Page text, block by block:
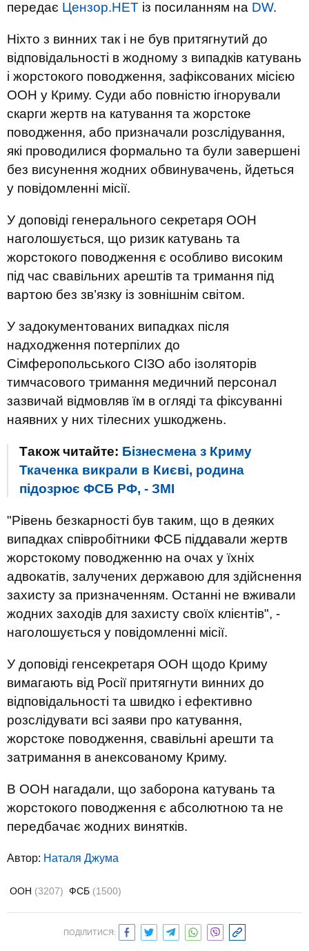
передає Цензор.НЕТ із посиланням на DW.
Ніхто з винних так і не був притягнутий до
відповідальності в жодному з випадків катувань
і жорстокого поводження, зафіксованих місією
ООН у Криму. Суди або повністю ігнорували
скарги жертв на катування та жорстоке
поводження, або призначали розслідування,
які проводилися формально та були завершені
без висунення жодних обвинувачень, йдеться
у повідомленні місії.
У доповіді генерального секретаря ООН
наголошується, що ризик катувань та
жорстокого поводження є особливо високим
під час свавільних арештів та тримання під
вартою без зв’язку із зовнішнім світом.
У задокументованих випадках після
надходження потерпілих до
Сімферопольського СІЗО або ізоляторів
тимчасового тримання медичний персонал
зазвичай відмовляв їм в огляді та фіксуванні
наявних у них тілесних ушкоджень.
Також читайте: Бізнесмена з Криму
Ткаченка викрали в Києві, родина
підозрює ФСБ РФ, - ЗМІ
"Рівень безкарності був таким, що в деяких
випадках співробітники ФСБ піддавали жертв
жорстокому поводженню на очах у їхніх
адвокатів, залучених державою для здійснення
захисту за призначенням. Останні не вживали
жодних заходів для захисту своїх клієнтів", -
наголошується у повідомленні місії.
У доповіді генсекретаря ООН щодо Криму
вимагають від Росії притягнути винних до
відповідальності та швидко і ефективно
розслідувати всі заяви про катування,
жорстоке поводження, свавільні арешти та
затримання в анексованому Криму.
В ООН нагадали, що заборона катувань та
жорстокого поводження є абсолютною та не
передбачає жодних винятків.
Автор: Наталя Джума
ООН (3207) ФСБ (1500)
ПОДІЛИТИСЯ: